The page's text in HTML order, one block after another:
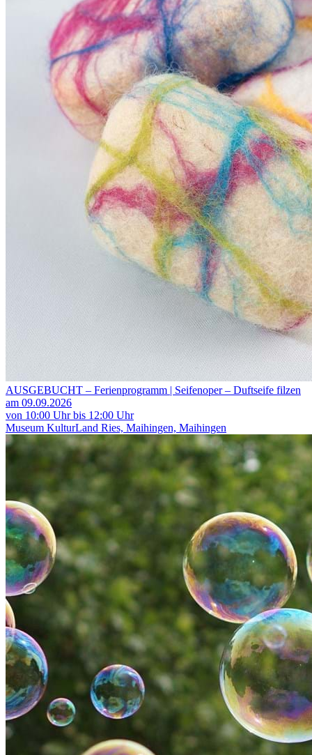
AUSGEBUCHT – Ferienprogramm | Seifenoper – Duftseife filzen
am 09.09.2026
von 10:00 Uhr bis 12:00 Uhr
Museum KulturLand Ries, Maihingen, Maihingen